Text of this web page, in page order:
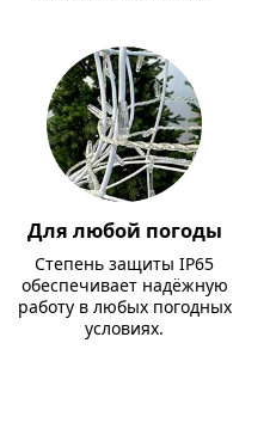
Для любой погоды
Степень защиты IP65
обеспечивает надёжную
работу в любых погодных
условиях.